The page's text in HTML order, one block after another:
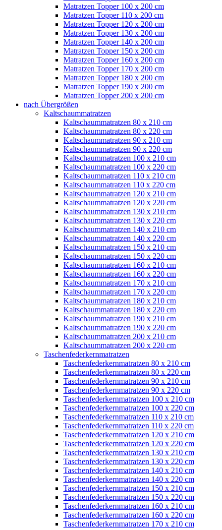
Matratzen Topper 100 x 200 cm
Matratzen Topper 110 x 200 cm
Matratzen Topper 120 x 200 cm
Matratzen Topper 130 x 200 cm
Matratzen Topper 140 x 200 cm
Matratzen Topper 150 x 200 cm
Matratzen Topper 160 x 200 cm
Matratzen Topper 170 x 200 cm
Matratzen Topper 180 x 200 cm
Matratzen Topper 190 x 200 cm
Matratzen Topper 200 x 200 cm
nach Übergrößen
Kaltschaummatratzen
Kaltschaummatratzen 80 x 210 cm
Kaltschaummatratzen 80 x 220 cm
Kaltschaummatratzen 90 x 210 cm
Kaltschaummatratzen 90 x 220 cm
Kaltschaummatratzen 100 x 210 cm
Kaltschaummatratzen 100 x 220 cm
Kaltschaummatratzen 110 x 210 cm
Kaltschaummatratzen 110 x 220 cm
Kaltschaummatratzen 120 x 210 cm
Kaltschaummatratzen 120 x 220 cm
Kaltschaummatratzen 130 x 210 cm
Kaltschaummatratzen 130 x 220 cm
Kaltschaummatratzen 140 x 210 cm
Kaltschaummatratzen 140 x 220 cm
Kaltschaummatratzen 150 x 210 cm
Kaltschaummatratzen 150 x 220 cm
Kaltschaummatratzen 160 x 210 cm
Kaltschaummatratzen 160 x 220 cm
Kaltschaummatratzen 170 x 210 cm
Kaltschaummatratzen 170 x 220 cm
Kaltschaummatratzen 180 x 210 cm
Kaltschaummatratzen 180 x 220 cm
Kaltschaummatratzen 190 x 210 cm
Kaltschaummatratzen 190 x 220 cm
Kaltschaummatratzen 200 x 210 cm
Kaltschaummatratzen 200 x 220 cm
Taschenfederkernmatratzen
Taschenfederkernmatratzen 80 x 210 cm
Taschenfederkernmatratzen 80 x 220 cm
Taschenfederkernmatratzen 90 x 210 cm
Taschenfederkernmatratzen 90 x 220 cm
Taschenfederkernmatratzen 100 x 210 cm
Taschenfederkernmatratzen 100 x 220 cm
Taschenfederkernmatratzen 110 x 210 cm
Taschenfederkernmatratzen 110 x 220 cm
Taschenfederkernmatratzen 120 x 210 cm
Taschenfederkernmatratzen 120 x 220 cm
Taschenfederkernmatratzen 130 x 210 cm
Taschenfederkernmatratzen 130 x 220 cm
Taschenfederkernmatratzen 140 x 210 cm
Taschenfederkernmatratzen 140 x 220 cm
Taschenfederkernmatratzen 150 x 210 cm
Taschenfederkernmatratzen 150 x 220 cm
Taschenfederkernmatratzen 160 x 210 cm
Taschenfederkernmatratzen 160 x 220 cm
Taschenfederkernmatratzen 170 x 210 cm